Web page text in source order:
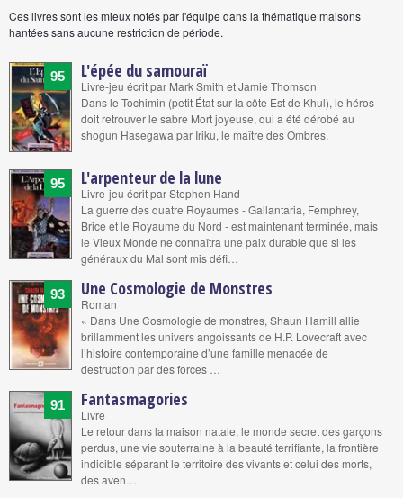
Ces livres sont les mieux notés par l'équipe dans la thématique maisons
hantées sans aucune restriction de période.
95 L'épée du samouraï
Livre-jeu écrit par Mark Smith et Jamie Thomson
Dans le Tochimin (petit État sur la côte Est de Khul), le héros
doit retrouver le sabre Mort joyeuse, qui a été dérobé au
shogun Hasegawa par Iriku, le maître des Ombres.
95 L'arpenteur de la lune
Livre-jeu écrit par Stephen Hand
La guerre des quatre Royaumes - Gallantaria, Femphrey,
Brice et le Royaume du Nord - est maintenant terminée, mais
le Vieux Monde ne connaîtra une paix durable que si les
généraux du Mal sont mis défi…
93 Une Cosmologie de Monstres
Roman
« Dans Une Cosmologie de monstres, Shaun Hamill allie
brillamment les univers angoissants de H.P. Lovecraft avec
l’histoire contemporaine d’une famille menacée de
destruction par des forces …
91 Fantasmagories
Livre
Le retour dans la maison natale, le monde secret des garçons
perdus, une vie souterraine à la beauté terrifiante, la frontière
indicible séparant le territoire des vivants et celui des morts,
des aven…